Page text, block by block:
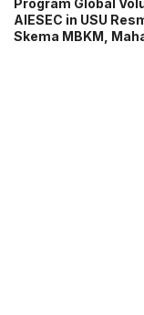
AIESEC in USU
Skema MBKM,